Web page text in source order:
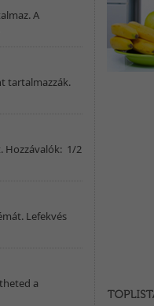
A
tartalmazzák.
Hozzávalók: 1/2
Lefekvés
a